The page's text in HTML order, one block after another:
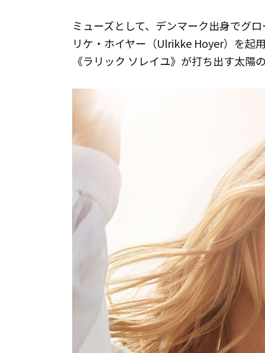
ミューズとして、デンマーク出身でグ
リケ・ホイヤー（Ulrikke Hoyer）を起
《ラリック ソレイユ》が打ち出す太陽